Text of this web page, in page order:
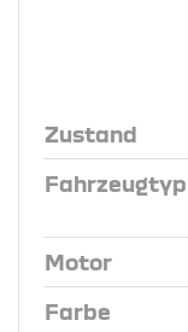
Zustand
Fahrzeugtyp
Motor
Farbe